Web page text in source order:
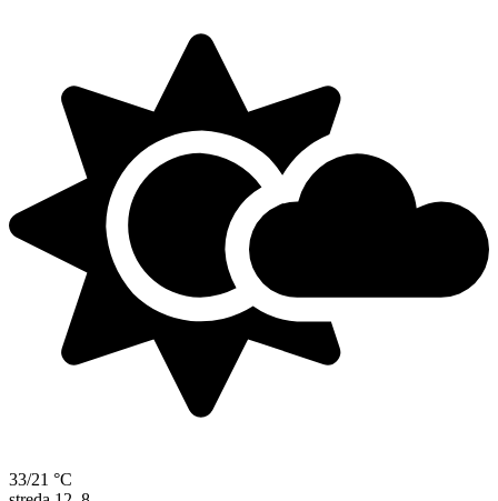
33/21 °C